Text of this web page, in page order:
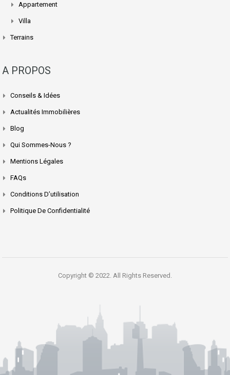
Appartement
Villa
Terrains
A PROPOS
Conseils & Idées
Actualités Immobilières
Blog
Qui Sommes-Nous ?
Mentions Légales
FAQs
Conditions D’utilisation
Politique De Confidentialité
Copyright © 2022. All Rights Reserved.